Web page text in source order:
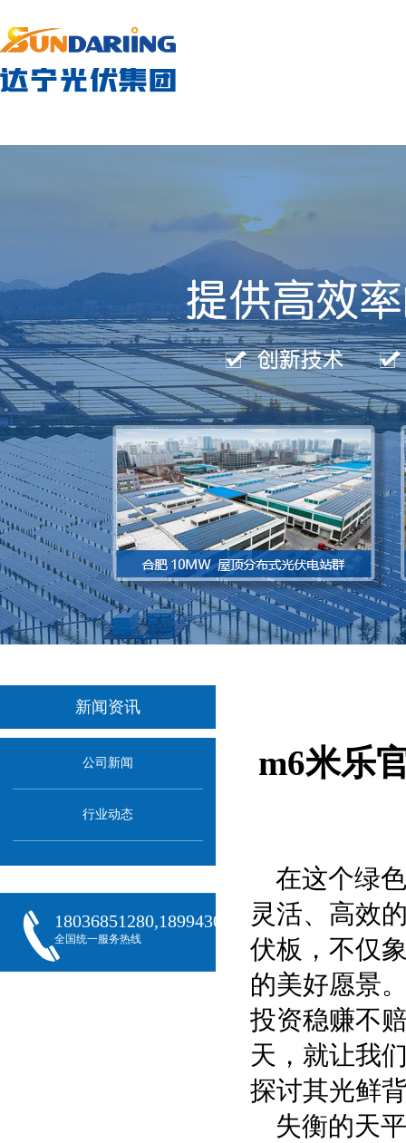
新闻资讯
公司新闻
行业动态
18036851280,18994301288,18068407382
全国统一服务热线
m6米乐
在这个绿
灵活、高效
伏板，不仅
的美好愿景
投资稳赚不
天，就让我
探讨其光鲜
失衡的天